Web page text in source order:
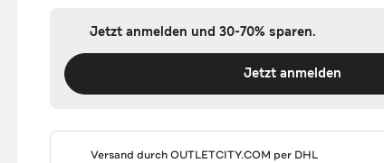
Jetzt anmelden und 30-70% sparen.
Jetzt anmelden
Versand durchOUTLETCITY.COM per DHL